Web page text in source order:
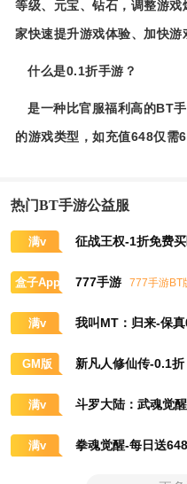
等级、元宝、钻石，调整游
家快速提升游戏体验、加快游
什么是0.1折手游？
是一种比官服福利高的BT
的游戏类型，如充值648仅需
热门BT手游公益服
满v 征战王权-1折免费
盒子App 777手游
777手游BT
满v 我叫MT：归来-保
GM版 新凡人修仙传-0.1折
满v 斗罗大陆：武魂觉醒
满v 拳魂觉醒-每日送648